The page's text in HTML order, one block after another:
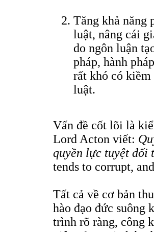
Tăng khả năng
luật, nâng cái
do ngôn luận
pháp, hành
rất khó có kiềm
luật.
Vấn đề cốt lõi là
Lord Acton viết:
quyền lực tuyệt đối
tends to corrupt,
Tất cả về cơ bản
hào đạo đức suông
trình rõ ràng, công